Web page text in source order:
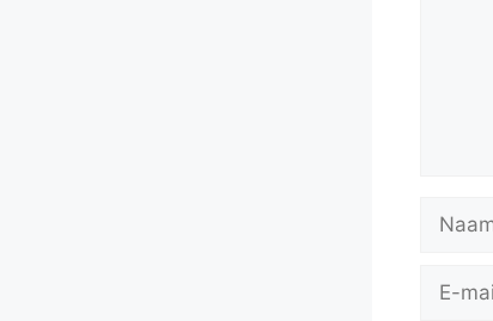
mail